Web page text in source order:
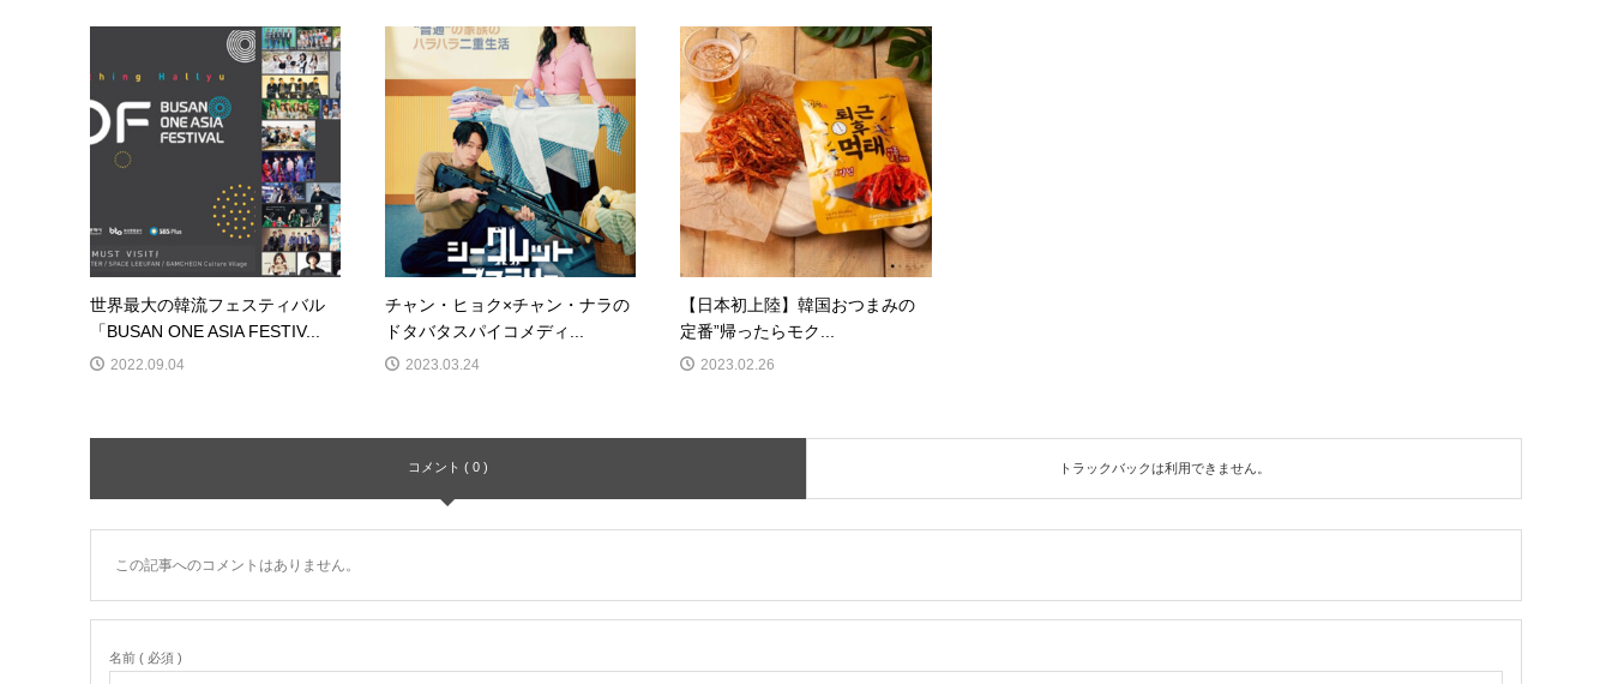
世界最大の韓流フェスティバル
「BUSAN ONE ASIA FESTIV...
2022.09.04
チャン・ヒョク×チャン・ナラの
ドタバタスパイコメディ...
2023.03.24
【日本初上陸】韓国おつまみの
定番”帰ったらモク...
2023.02.26
コメント ( 0 ) トラックバックは利用できません。
この記事へのコメントはありません。
名前 ( 必須 )